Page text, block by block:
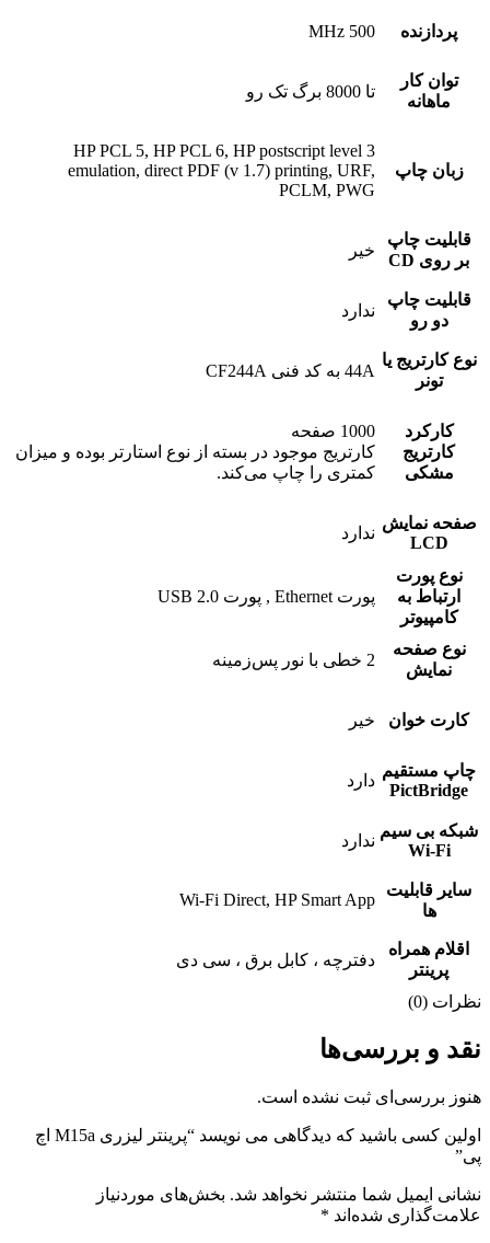
پردازنده 500 MHz
توان کار
ماهانه
تا 8000 برگ تک رو
زبان چاپ
HP PCL 5, HP PCL 6, HP postscript level 3
emulation, direct PDF (v 1.7) printing, URF,
PCLM, PWG
قابلیت چاپ
بر روی CD
خیر
قابلیت چاپ
دو رو
ندارد
نوع کارتریج یا
تونر
44A به کد فنی CF244A
کارکرد
کارتریج
مشکی
1000 صفحه
کارتریج موجود در بسته از نوع استارتر بوده و میزان
کمتری را چاپ می‌کند.
صفحه نمایش
LCD
ندارد
نوع پورت
ارتباط به
کامپیوتر
پورت Ethernet , پورت USB 2.0
نوع صفحه
نمایش
2 خطی با نور پس‌زمینه
کارت خوان خیر
چاپ مستقیم
PictBridge
دارد
شبکه بی سیم
Wi-Fi
ندارد
سایر قابلیت
ها
Wi-Fi Direct, HP Smart App
اقلام همراه
پرینتر
دفترچه ، کابل برق ، سی دی
نظرات (0)
نقد و بررسی‌ها
هنوز بررسی‌ای ثبت نشده است.
اولین کسی باشید که دیدگاهی می نویسد “پرینتر لیزری M15a اچ
پی”
نشانی ایمیل شما منتشر نخواهد شد. بخش‌های موردنیاز
علامت‌گذاری شده‌اند *